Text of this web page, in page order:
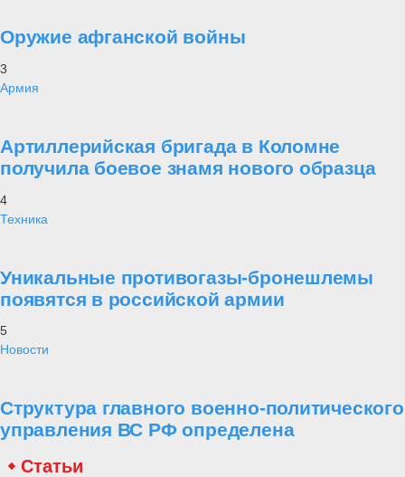
Оружие афганской войны
3
Армия
Артиллерийская бригада в Коломне
получила боевое знамя нового образца
4
Техника
Уникальные противогазы-бронешлемы
появятся в российской армии
5
Новости
Структура главного военно-политического
управления ВС РФ определена
Статьи